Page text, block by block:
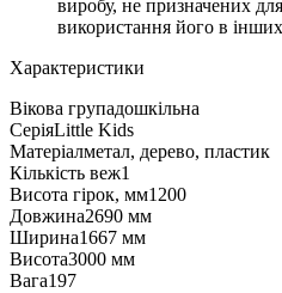
виробу, не призначених
використання його в
Характеристики
Вікова групадошкільна
СеріяLittle Kids
Матеріалметал, дерево, пластик
Кількість веж1
Висота гірок, мм1200
Довжина2690 мм
Ширина1667 мм
Висота3000 мм
Вага197